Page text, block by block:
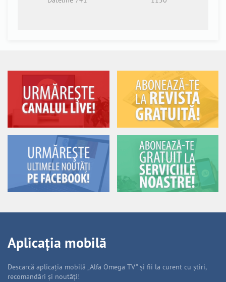
Aplicația mobilă
Descarcă aplicația mobilă „Alfa Omega TV” și fii la curent cu știri,
recomandări și noutăți!